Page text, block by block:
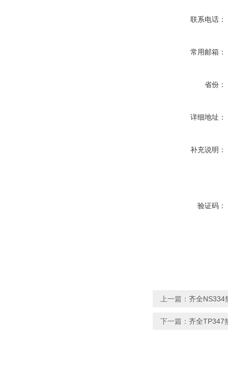
联系电话：
常用邮箱：
省份：
详细地址：
补充说明：
验证码：
上一篇： 齐全NS334
下一篇： 齐全TP347